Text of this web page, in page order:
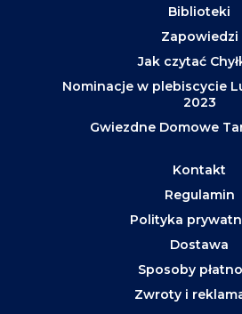
Biblioteki
Zapowiedzi
Jak czytać
Nominacje w plebiscycie
2023
Gwiezdne Domowe
Kontakt
Regulamin
Polityka
Dostawa
Sposoby
Zwroty i